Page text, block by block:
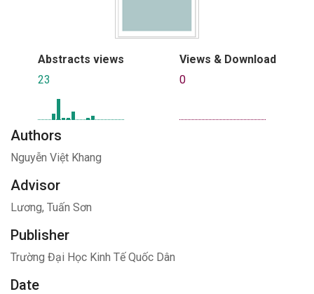
Abstracts views
23
Views & Download
0
Authors
Nguyễn Việt Khang
Advisor
Lương, Tuấn Sơn
Publisher
Trường Đại Học Kinh Tế Quốc Dân
Date